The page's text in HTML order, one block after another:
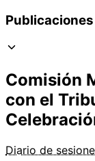
Comisión
con el
Diario de